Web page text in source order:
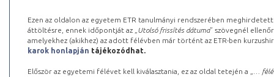
Ezen az oldalon az egyetem ETR tanulmányi rendszerében
áttöltésre, ennek időpontját az „ Utolsó frissítés dátuma” szövegnél
amelyekhez (akikhez) az adott félévben már történt az ETR-ben
karok honlapján tájékozódhat.
Először az egyetemi félévet kell kiválasztania, ez az oldal tetején a „
…